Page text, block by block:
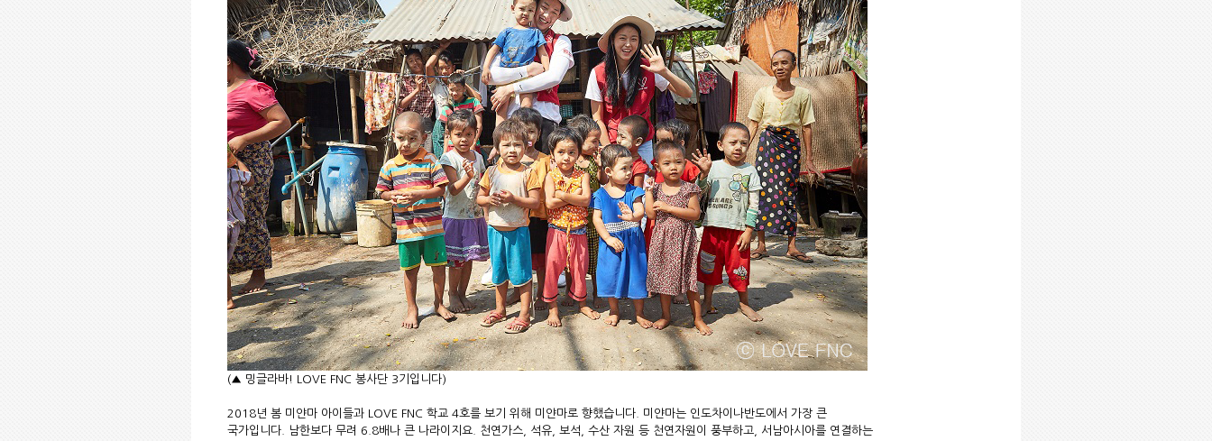
(▲ 밍글라바! LOVE FNC 봉사단 3기입니다)
2018년 봄 미얀마 아이들과 LOVE FNC 학교 4호를 보기 위해 미얀마로 향했습니다. 미얀마는 인도차이나반도에서 가장 큰
국가입니다. 남한보다 무려 6.8배나 큰 나라이지요. 천연가스, 석유, 보석, 수산 자원 등 천연자원이 풍부하고, 서남아시아를 연결하는